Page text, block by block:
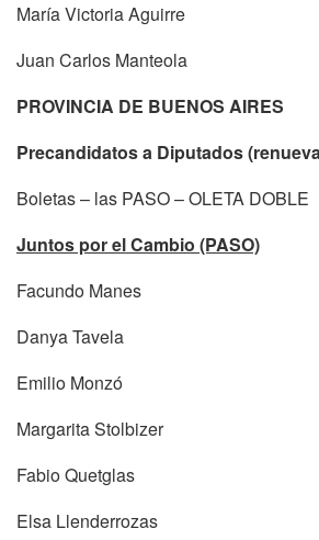
María Victoria Aguirre
Juan Carlos Manteola
PROVINCIA DE BUENOS AIRES
Precandidatos a Diputados
Boletas – las PASO – OLETA DOBLE
Juntos por el Cambio (PASO)
Facundo Manes
Danya Tavela
Emilio Monzó
Margarita Stolbizer
Fabio Quetglas
Elsa Llenderrozas